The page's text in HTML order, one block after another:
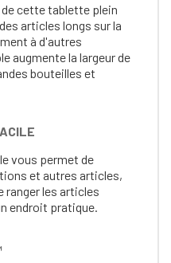
cette tablette plein
articles longs sur la
à d'autres
augmente la largeur de
bouteilles et
vous permet de
et autres articles,
ranger les articles
endroit pratique.